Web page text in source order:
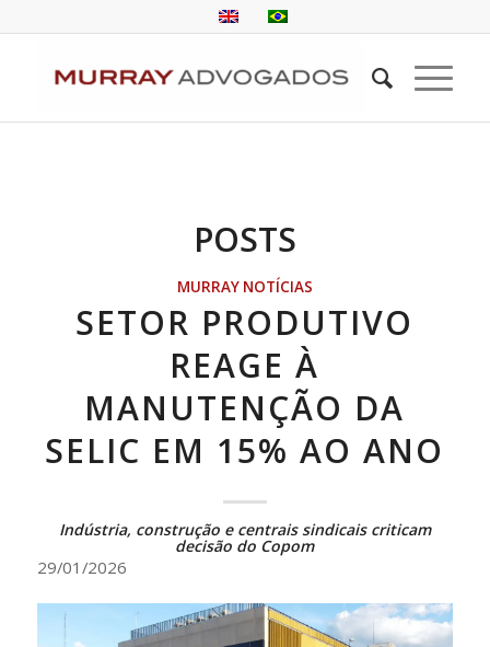
POSTS
MURRAY NOTÍCIAS
SETOR PRODUTIVO
REAGE À
MANUTENÇÃO DA
SELIC EM 15% AO ANO
Indústria, construção e centrais sindicais criticam
decisão do Copom
29/01/2026